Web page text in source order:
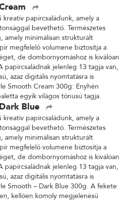
papírcsaládunk, amely a
bevethető. Természetes
amely minimálisan strukturált
megfelelő volumene biztosítja a
de dombornyomáshoz is kiválóan
papírcsaládnak jelenleg 13 tagja van,
azaz digitális nyomtatásra is
Smooth Cream 300g: Enyhén
egyik világos tónusú tagja.
Blue
papírcsaládunk, amely a
bevethető. Természetes
amely minimálisan strukturált
megfelelő volumene biztosítja a
de dombornyomáshoz is kiválóan
papírcsaládnak jelenleg 13 tagja van,
azaz digitális nyomtatásra is
Smooth – Dark Blue 300g. A fekete
kellően komoly megjelenésű